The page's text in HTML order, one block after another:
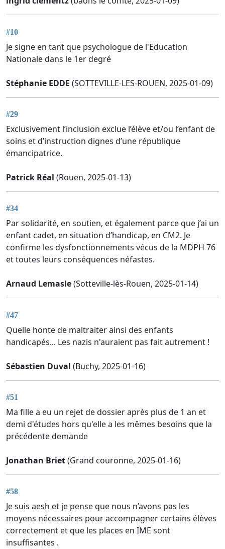
#10
Je signe en tant que psychologue de l'Education
Nationale dans le 1er degré
Stéphanie EDDE (SOTTEVILLE-LES-ROUEN, 2025-01-09)
#29
Exclusivement l’inclusion exclue l’élève et/ou l’enfant de
soins et d’instruction dignes d’une république
émancipatrice.
Patrick Réal (Rouen, 2025-01-13)
#34
Par solidarité, en soutien, et également parce que j’ai un
enfant cadet, en situation d’handicap, en CM2. Je
confirme les dysfonctionnements vécus de la MDPH 76
et toutes leurs conséquences néfastes.
Arnaud Lemasle(Sotteville-lès-Rouen, 2025-01-14)
#47
Quelle honte de maltraiter ainsi des enfants
handicapés... Les nazis n'auraient pas fait autrement !
Sébastien Duval (Buchy, 2025-01-16)
#51
Ma fille a eu un rejet de dossier après plus de 1 an et
demi d'études hors qu'elle a les mêmes besoins que la
précédente demande
Jonathan Briet(Grand couronne, 2025-01-16)
#58
Je suis aesh et je pense que nous n’avons pas les
moyens nécessaires pour accompagner certains élèves
correctement et que les places en IME sont
insuffisantes .